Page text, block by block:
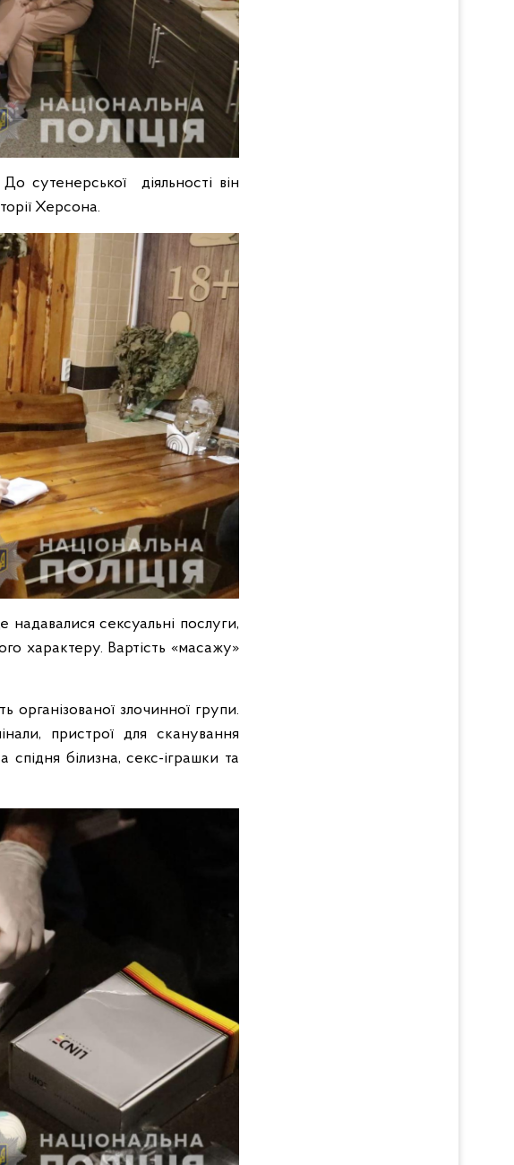
сутенерської діяльності він
Херсона.
сексуальні послуги,
характеру. Вартість «масажу»
організованої злочинної групи.
пристрої для сканування
білизна, секс-іграшки та